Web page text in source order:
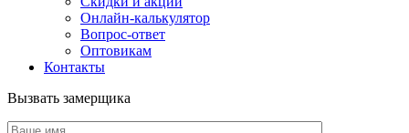
Онлайн-калькулятор
Вопрос-ответ
Оптовикам
Контакты
Вызвать замерщика